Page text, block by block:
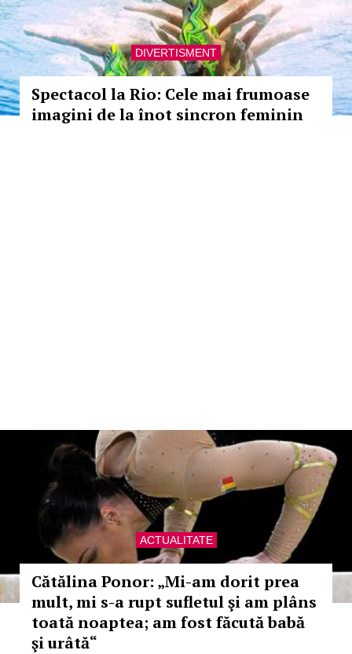
DIVERTISMENT
Spectacol la Rio: Cele mai frumoase
imagini de la înot sincron feminin
ACTUALITATE
Cătălina Ponor: „Mi-am dorit prea
mult, mi s-a rupt sufletul şi am plâns
toată noaptea; am fost făcută babă
şi urâtă“